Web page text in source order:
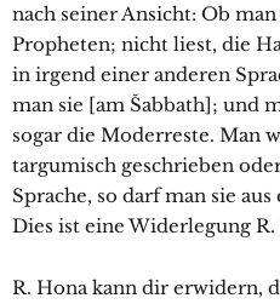
nach seiner Ansicht: Ob
Propheten; nicht liest, die
in irgend einer anderen
man sie [am Šabbath]; und
sogar die Moderreste. Man
targumisch geschrieben
Sprache, so darf man sie
Dies ist eine Widerlegung R.
R. Hona kann dir erwidern,